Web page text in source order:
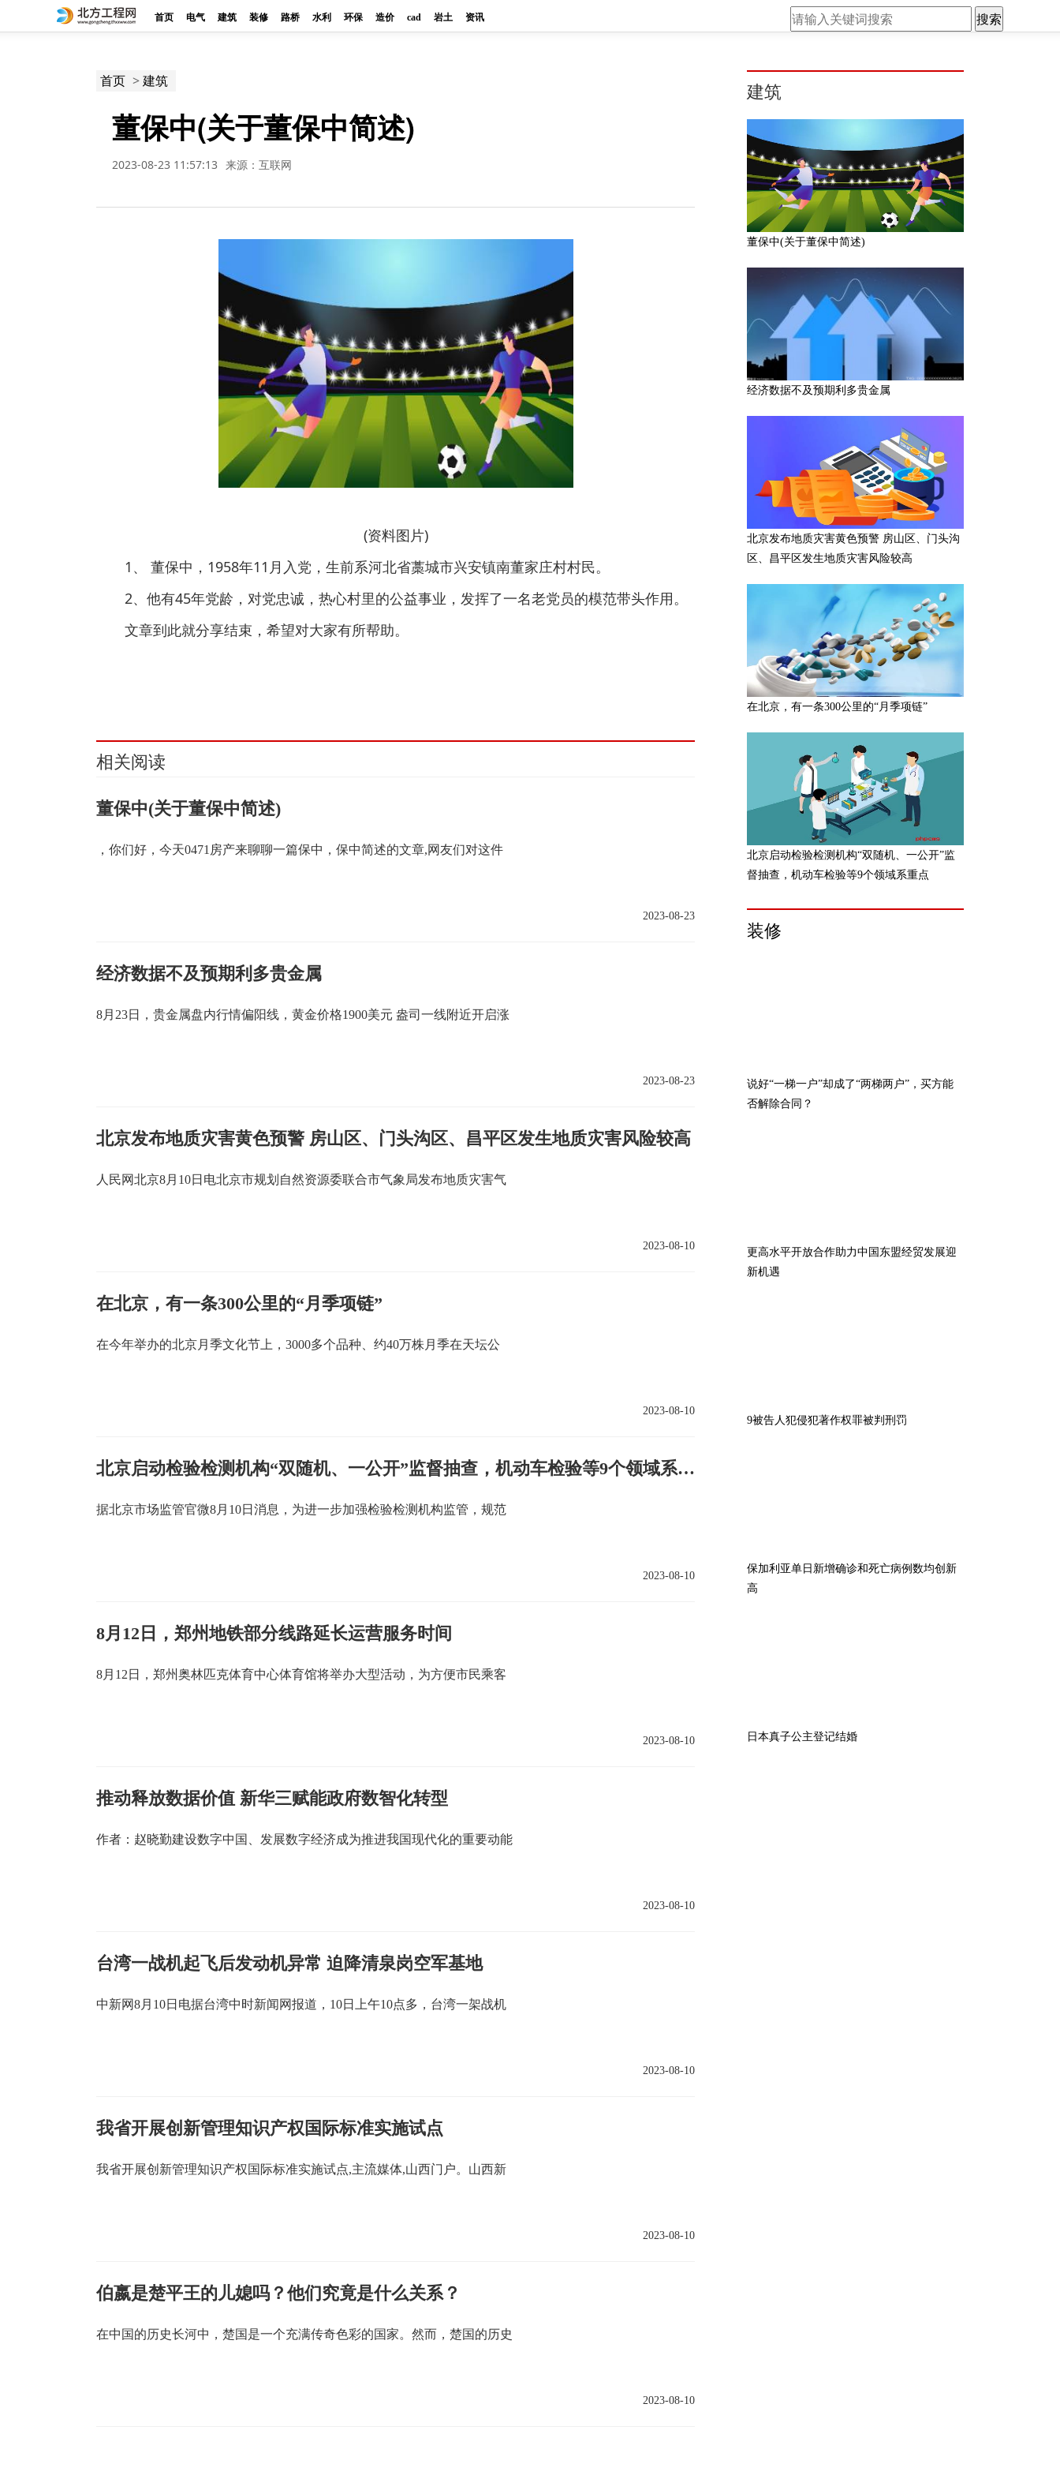
首页 电气 建筑 装修 路桥 水利 环保 造价 cad 岩土 资讯 搜索
首页 > 建筑
董保中(关于董保中简述)
2023-08-23 11:57:13 来源：互联网
(资料图片)
1、 董保中，1958年11月入党，生前系河北省藁城市兴安镇南董家庄村村民。
2、他有45年党龄，对党忠诚，热心村里的公益事业，发挥了一名老党员的模范带头作用。
文章到此就分享结束，希望对大家有所帮助。
相关阅读
董保中(关于董保中简述)
，你们好，今天0471房产来聊聊一篇保中，保中简述的文章,网友们对这件
2023-08-23
经济数据不及预期利多贵金属
8月23日，贵金属盘内行情偏阳线，黄金价格1900美元 盎司一线附近开启涨
2023-08-23
北京发布地质灾害黄色预警 房山区、门头沟区、昌平区发生地质灾害风险较高
人民网北京8月10日电北京市规划自然资源委联合市气象局发布地质灾害气
2023-08-10
在北京，有一条300公里的“月季项链”
在今年举办的北京月季文化节上，3000多个品种、约40万株月季在天坛公
2023-08-10
北京启动检验检测机构“双随机、一公开”监督抽查，机动车检验等9个领域系重点
据北京市场监管官微8月10日消息，为进一步加强检验检测机构监管，规范
2023-08-10
8月12日，郑州地铁部分线路延长运营服务时间
8月12日，郑州奥林匹克体育中心体育馆将举办大型活动，为方便市民乘客
2023-08-10
推动释放数据价值 新华三赋能政府数智化转型
作者：赵晓勤建设数字中国、发展数字经济成为推进我国现代化的重要动能
2023-08-10
台湾一战机起飞后发动机异常 迫降清泉岗空军基地
中新网8月10日电据台湾中时新闻网报道，10日上午10点多，台湾一架战机
2023-08-10
我省开展创新管理知识产权国际标准实施试点
我省开展创新管理知识产权国际标准实施试点,主流媒体,山西门户。山西新
2023-08-10
伯嬴是楚平王的儿媳吗？他们究竟是什么关系？
在中国的历史长河中，楚国是一个充满传奇色彩的国家。然而，楚国的历史
2023-08-10
建筑
董保中(关于董保中简述)
经济数据不及预期利多贵金属
北京发布地质灾害黄色预警 房山区、门头沟
区、昌平区发生地质灾害风险较高
在北京，有一条300公里的“月季项链”
北京启动检验检测机构“双随机、一公开”监
督抽查，机动车检验等9个领域系重点
装修
说好“一梯一户”却成了“两梯两户”，买方能
否解除合同？
更高水平开放合作助力中国东盟经贸发展迎
新机遇
9被告人犯侵犯著作权罪被判刑罚
保加利亚单日新增确诊和死亡病例数均创新
高
日本真子公主登记结婚